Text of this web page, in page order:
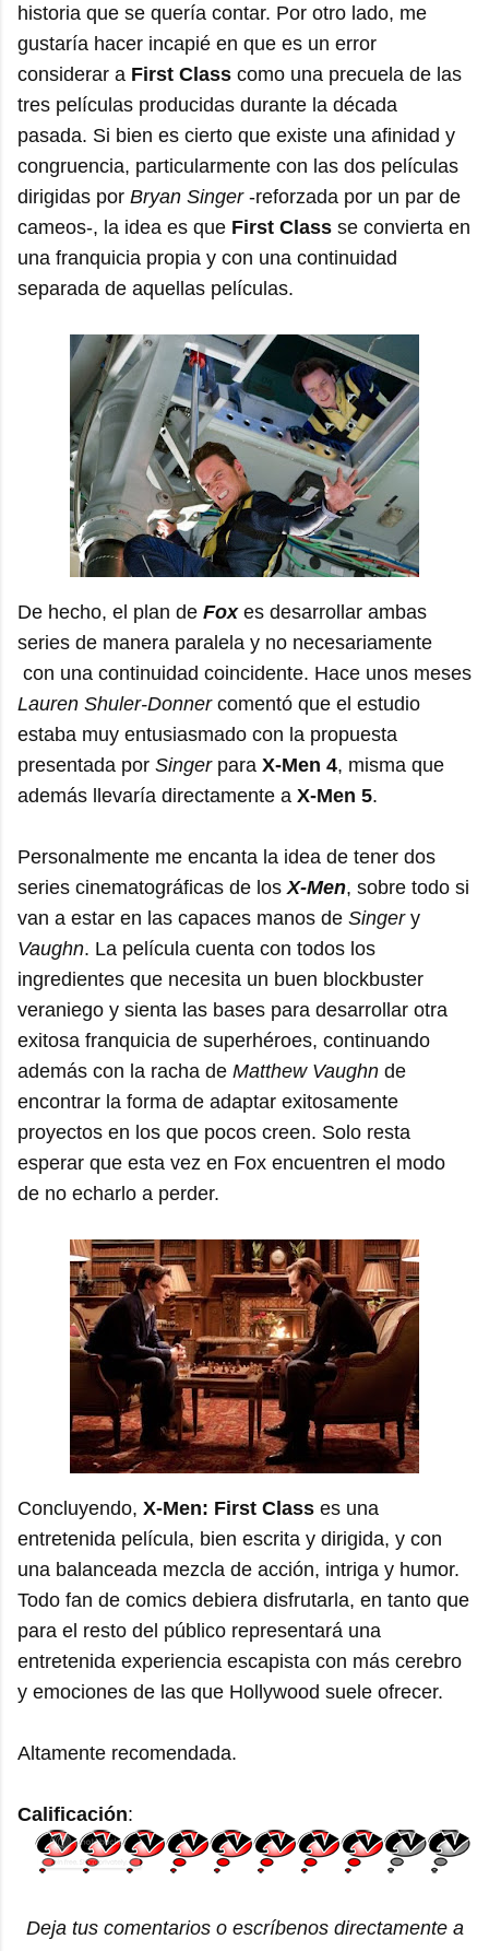
historia que se quería contar. Por otro lado, me
gustaría hacer incapié en que es un error
considerar a First Class como una precuela de las
tres películas producidas durante la década
pasada. Si bien es cierto que existe una afinidad y
congruencia, particularmente con las dos películas
dirigidas por Bryan Singer-reforzada por un par de
cameos-, la idea es que First Class se convierta en
una franquicia propia y con una continuidad
separada de aquellas películas.
De hecho, el plan de Foxes desarrollar ambas
series de manera paralela y no necesariamente
con una continuidad coincidente. Hace unos meses
Lauren Shuler-Donnercomentó que el estudio
estaba muy entusiasmado con la propuesta
presentada por Singer para X-Men 4, misma que
además llevaría directamente a X-Men 5.
Personalmente me encanta la idea de tener dos
series cinematográficas de los X-Men, sobre todo si
van a estar en las capaces manos de Singer y
Vaughn. La película cuenta con todos los
ingredientes que necesita un buen blockbuster
veraniego y sienta las bases para desarrollar otra
exitosa franquicia de superhéroes, continuando
además con la racha de Matthew Vaughn de
encontrar la forma de adaptar exitosamente
proyectos en los que pocos creen. Solo resta
esperar que esta vez en Fox encuentren el modo
de no echarlo a perder.
Concluyendo, X-Men: First Class es una
entretenida película, bien escrita y dirigida, y con
una balanceada mezcla de acción, intriga y humor.
Todo fan de comics debiera disfrutarla, en tanto que
para el resto del público representará una
entretenida experiencia escapista con más cerebro
y emociones de las que Hollywood suele ofrecer.
Altamente recomendada.
Calificación:
Deja tus comentarios o escríbenos directamente a